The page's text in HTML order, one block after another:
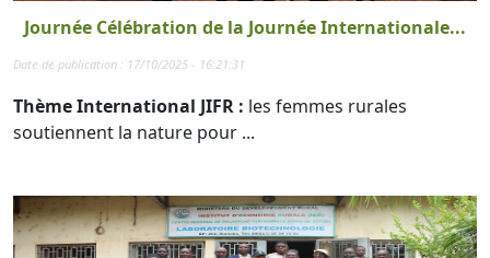
Journée Célébration de la Journée Internationale...
Date de publication : 17/10/2025 - 16:21:31
Thème International JIFR : les femmes rurales
soutiennent la nature pour ...